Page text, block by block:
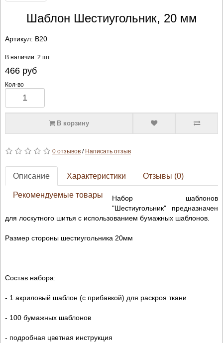
Шаблон Шестиугольник, 20 мм
Артикул: B20
В наличии: 2 шт
466руб
Кол-во
В корзину
0 отзывов/ Написать отзыв
Описание Характеристики Отзывы (0)
Рекомендуемые товары
Набор шаблонов
"Шестиугольник" предназначен
для лоскутного шитья с использованием бумажных шаблонов.
Размер стороны шестиугольника 20мм
Состав набора:
- 1 акриловый шаблон (с прибавкой) для раскроя ткани
- 100 бумажных шаблонов
- подробная цветная инструкция